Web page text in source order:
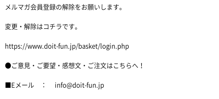
メルマガ会員登録の解除をお願いします。
変更・解除はコチラです。
https://www.doit-fun.jp/basket/login.php
●ご意見・ご要望・感想文・ご注文はこちらへ！
■Eメール ： info@doit-fun.jp